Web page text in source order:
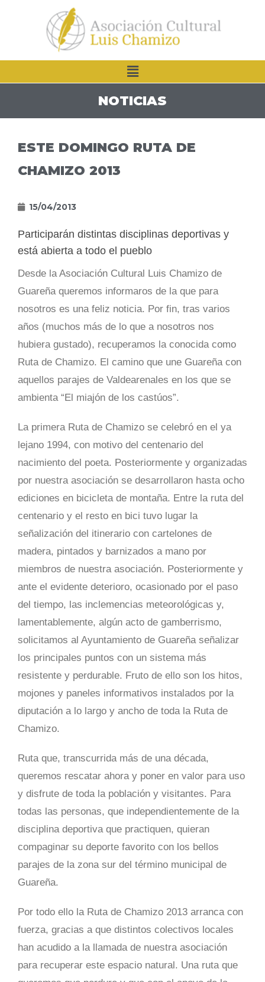
NOTICIAS
ESTE DOMINGO RUTA DE
CHAMIZO 2013
15/04/2013
Participarán distintas disciplinas deportivas y
está abierta a todo el pueblo
Desde la Asociación Cultural Luis Chamizo de
Guareña queremos informaros de la que para
nosotros es una feliz noticia. Por fin, tras varios
años (muchos más de lo que a nosotros nos
hubiera gustado), recuperamos la conocida como
Ruta de Chamizo. El camino que une Guareña con
aquellos parajes de Valdearenales en los que se
ambienta “El miajón de los castúos”.
La primera Ruta de Chamizo se celebró en el ya
lejano 1994, con motivo del centenario del
nacimiento del poeta. Posteriormente y organizadas
por nuestra asociación se desarrollaron hasta ocho
ediciones en bicicleta de montaña. Entre la ruta del
centenario y el resto en bici tuvo lugar la
señalización del itinerario con cartelones de
madera, pintados y barnizados a mano por
miembros de nuestra asociación. Posteriormente y
ante el evidente deterioro, ocasionado por el paso
del tiempo, las inclemencias meteorológicas y,
lamentablemente, algún acto de gamberrismo,
solicitamos al Ayuntamiento de Guareña señalizar
los principales puntos con un sistema más
resistente y perdurable. Fruto de ello son los hitos,
mojones y paneles informativos instalados por la
diputación a lo largo y ancho de toda la Ruta de
Chamizo.
Ruta que, transcurrida más de una década,
queremos rescatar ahora y poner en valor para uso
y disfrute de toda la población y visitantes. Para
todas las personas, que independientemente de la
disciplina deportiva que practiquen, quieran
compaginar su deporte favorito con los bellos
parajes de la zona sur del término municipal de
Guareña.
Por todo ello la Ruta de Chamizo 2013 arranca con
fuerza, gracias a que distintos colectivos locales
han acudido a la llamada de nuestra asociación
para recuperar este espacio natural. Una ruta que